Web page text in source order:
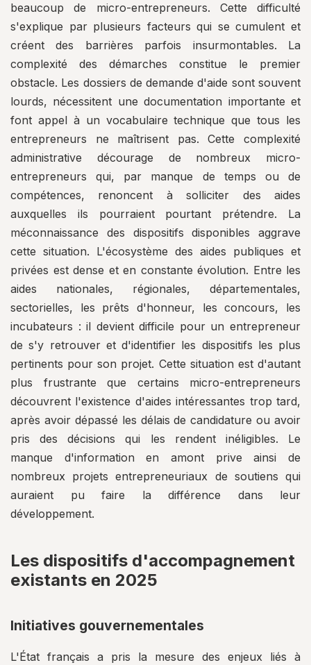
beaucoup de micro-entrepreneurs. Cette difficulté
s'explique par plusieurs facteurs qui se cumulent et
créent des barrières parfois insurmontables. La
complexité des démarches constitue le premier
obstacle. Les dossiers de demande d'aide sont souvent
lourds, nécessitent une documentation importante et
font appel à un vocabulaire technique que tous les
entrepreneurs ne maîtrisent pas. Cette complexité
administrative décourage de nombreux micro-
entrepreneurs qui, par manque de temps ou de
compétences, renoncent à solliciter des aides
auxquelles ils pourraient pourtant prétendre. La
méconnaissance des dispositifs disponibles aggrave
cette situation. L'écosystème des aides publiques et
privées est dense et en constante évolution. Entre les
aides nationales, régionales, départementales,
sectorielles, les prêts d'honneur, les concours, les
incubateurs : il devient difficile pour un entrepreneur
de s'y retrouver et d'identifier les dispositifs les plus
pertinents pour son projet. Cette situation est d'autant
plus frustrante que certains micro-entrepreneurs
découvrent l'existence d'aides intéressantes trop tard,
après avoir dépassé les délais de candidature ou avoir
pris des décisions qui les rendent inéligibles. Le
manque d'information en amont prive ainsi de
nombreux projets entrepreneuriaux de soutiens qui
auraient pu faire la différence dans leur
développement.
Les dispositifs d'accompagnement
existants en 2025
Initiatives gouvernementales
L'État français a pris la mesure des enjeux liés à